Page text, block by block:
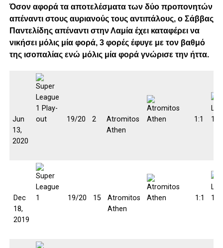
Όσον αφορά τα αποτελέσματα των δύο προπονητών
απέναντι στους αυριανούς τους αντιπάλους, ο Σάββας
Παντελίδης απέναντι στην Λαμία έχει καταφέρει να
νικήσει μόλις μία φορά, 3 φορές έφυγε με τον βαθμό
της ισοπαλίας ενώ μόλις μία φορά γνώρισε την ήττα.
Jun
13,
2020
19/20 2
Atromitos
Athen
1:1
Dec
18,
2019
19/20 15
Atromitos
Athen
1:1